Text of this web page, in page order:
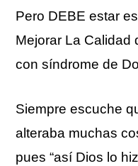
Pero DEBE estar
Mejorar La Calidad
con síndrome de
Siempre escuche
alteraba muchas
pues “así Dios lo